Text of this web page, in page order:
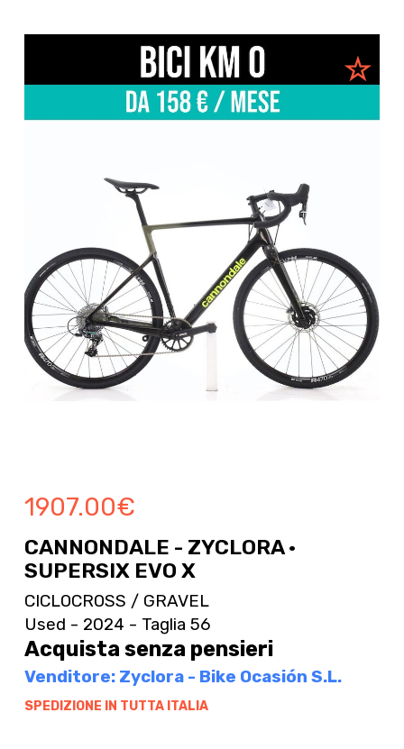
1907.00€
CANNONDALE - ZYCLORA ·
SUPERSIX EVO X
CICLOCROSS / GRAVEL
Used - 2024 - Taglia 56
Acquista senza pensieri
Venditore: Zyclora - Bike Ocasión S.L.
SPEDIZIONE IN TUTTA ITALIA